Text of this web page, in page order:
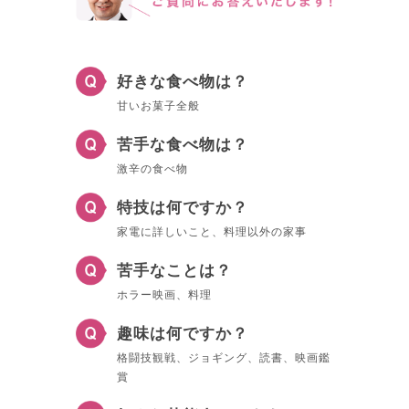
好きな食べ物は？
甘いお菓子全般
苦手な食べ物は？
激辛の食べ物
特技は何ですか？
家電に詳しいこと、料理以外の家事
苦手なことは？
ホラー映画、料理
趣味は何ですか？
格闘技観戦、ジョギング、読書、映画鑑
賞